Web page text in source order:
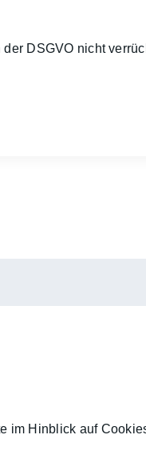
DSGVO nicht
im Hinblick auf